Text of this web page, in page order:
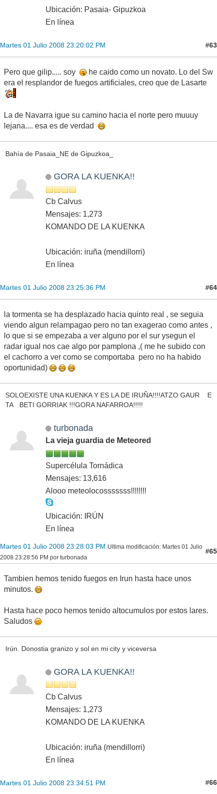
Ubicación: Pasaia- Gipuzkoa
En línea
Martes 01 Julio 2008 23:20:02 PM #63
Pero que gilip..... soy
he caido como un novato. Lo del Sw
era el resplandor de fuegos artificiales, creo que de Lasarte
La de Navarra igue su camino hacia el norte pero muuuy
lejana.... esa es de verdad
Bahía de Pasaia_NE de Gipuzkoa_
GORA LA KUENKA!!
Cb Calvus
Mensajes: 1,273
KOMANDO DE LA KUENKA
Ubicación: iruña (mendillorri)
En línea
Martes 01 Julio 2008 23:25:36 PM #64
la tormenta se ha desplazado hacia quinto real , se seguia
viendo algun relampagao pero no tan exagerao como antes ,
lo que si se empezaba a ver alguno por el sur ysegun el
radar igual nos cae algo por pamplona ,( me he subido con
el cachorro a ver como se comportaba pero no ha habido
oportunidad)
SOLOEXISTE UNA KUENKA Y ES LA DE IRUÑA!!!!ATZO GAUR E
TA BETI GORRIAK !!!GORA NAFARROA!!!!!
turbonada
La vieja guardia de Meteored
Supercélula Tornádica
Mensajes: 13,616
Alooo meteolocosssssss!!!!!!!!
Ubicación: IRÚN
En línea
Martes 01 Julio 2008 23:28:03 PM Ultima modificación: Martes 01 Julio
2008 23:28:56 PM por turbonada
#65
Tambien hemos tenido fuegos en Irun hasta hace unos
minutos.
Hasta hace poco hemos tenido altocumulos por estos lares.
Saludos
Irún. Donostia granizo y sol en mi city y viceversa
GORA LA KUENKA!!
Cb Calvus
Mensajes: 1,273
KOMANDO DE LA KUENKA
Ubicación: iruña (mendillorri)
En línea
Martes 01 Julio 2008 23:34:51 PM #66